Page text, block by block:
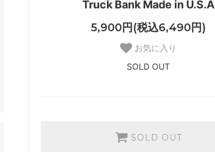
Truck Bank Made in U.S.A
5,900円(税込6,490円)
お気に入り
SOLD OUT
SOLD OUT